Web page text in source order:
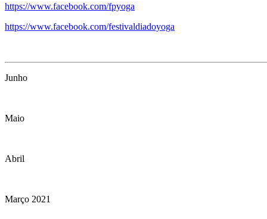
https://www.facebook.com/fpyoga
https://www.facebook.com/festivaldiadoyoga
Junho
Maio
Abril
Março 2021